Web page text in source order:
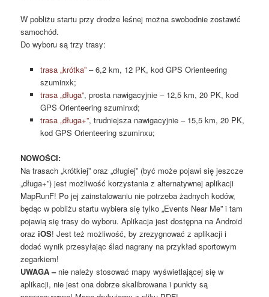
W pobliżu startu przy drodze leśnej można swobodnie zostawić
samochód.
Do wyboru są trzy trasy:
trasa „krótka”– 6,2 km, 12 PK, kod GPS Orienteering
szuminxk;
trasa „długa”, prosta nawigacyjnie – 12,5 km, 20 PK, kod
GPS Orienteering szuminxd;
trasa „długa+”, trudniejsza nawigacyjnie – 15,5 km, 20 PK,
kod GPS Orienteering szuminxu;
NOWOŚCI:
Na trasach „krótkiej” oraz „długiej” (być może pojawi się jeszcze
„długa+”) jest możliwość korzystania z alternatywnej aplikacji
MapRunF! Po jej zainstalowaniu nie potrzeba żadnych kodów,
będąc w pobliżu startu wybiera się tylko „Events Near Me” i tam
pojawią się trasy do wyboru. Aplikacja jest dostępna na Android
oraz iOS! Jest też możliwość, by zrezygnować z aplikacji i
dodać wynik przesyłając ślad nagrany na przykład sportowym
zegarkiem!
UWAGA – nie należy stosować mapy wyświetlającej się w
aplikacji, nie jest ona dobrze skalibrowana i punkty są